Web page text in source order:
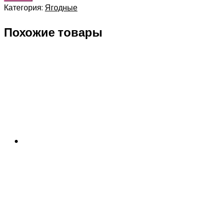
Категория: Ягодные
Похожие товары